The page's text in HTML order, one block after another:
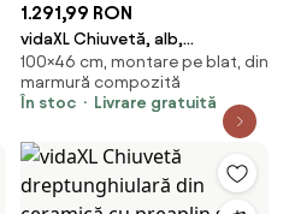
1.291,99 RON
vidaXL Chiuvetă, alb,
100x46x11cm, conglomerat
turnat mineral/marmură
100×46 cm, montare pe blat, din
marmură compozită
În stoc
Livrare gratuită